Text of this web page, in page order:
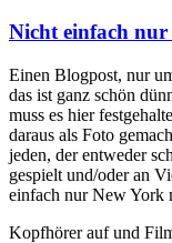
Nicht einfach nur
Einen Blogpost, nur
das ist ganz schön
muss es hier
daraus als Foto
jeden, der entweder
gespielt und/oder an
einfach nur New York
Kopfhörer auf und